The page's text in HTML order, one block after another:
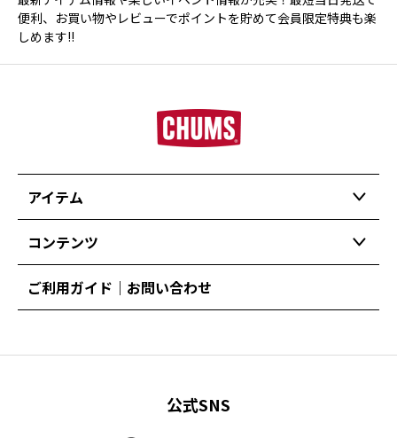
便利、お買い物やレビューでポイントを貯めて会員限定特典も楽
しめます!!
アイテム
コンテンツ
ご利用ガイド｜お問い合わせ
公式SNS